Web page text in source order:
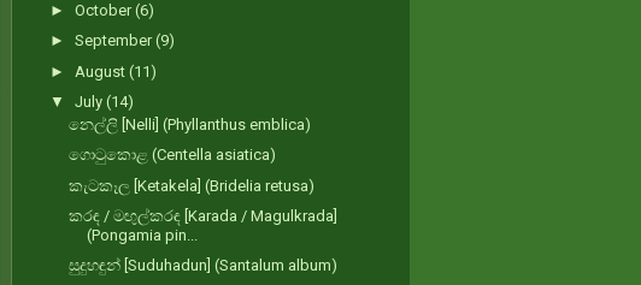
► October(6)
► September(9)
► August (11)
▼ July (14)
නෙල්ලි [Nelli] (Phyllanthus emblica)
ගොටුකොළ (Centella asiatica)
කැටකෑල [Ketakela] (Bridelia retusa)
කරඳ / මඟුල්කරඳ [Karada / Magulkrada]
(Pongamia pin...
සුදුහඳුන් [Suduhadun] (Santalum album)